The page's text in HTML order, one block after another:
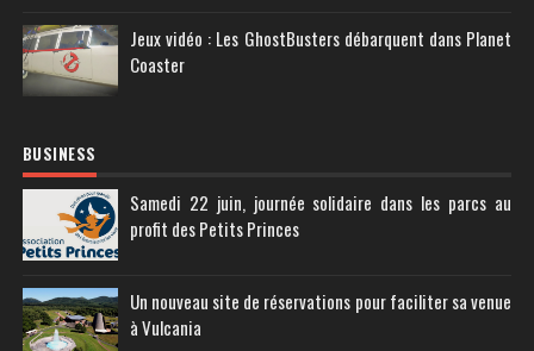
Jeux vidéo : Les GhostBusters débarquent dans Planet
Coaster
BUSINESS
Samedi 22 juin, journée solidaire dans les parcs au
profit des Petits Princes
Un nouveau site de réservations pour faciliter sa venue
à Vulcania